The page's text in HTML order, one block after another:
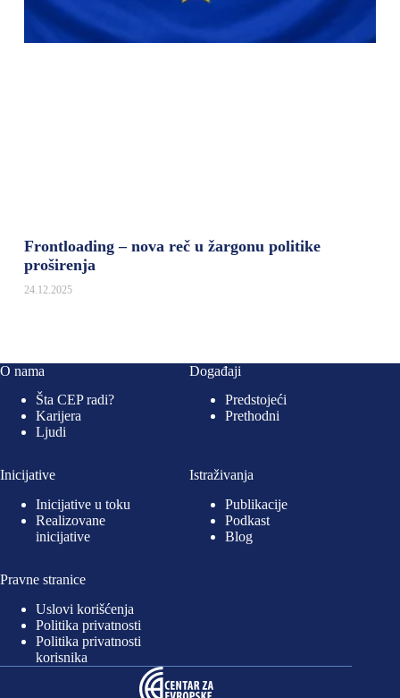
Frontloading – nova reč u žargonu politike
proširenja
24.12.2025
O nama
Šta CEP radi?
Karijera
Ljudi
Događaji
Predstojeći
Prethodni
Inicijative
Inicijative u toku
Realizovane
inicijative
Istraživanja
Publikacije
Podkast
Blog
Pravne stranice
Uslovi korišćenja
Politika privatnosti
Politika privatnosti
korisnika